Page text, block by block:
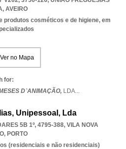
, AVEIRO
produtos cosméticos e de higiene, em
Ver no Mapa
for:
D`ANIMAÇÃO, LDA...
Unipessoal, Lda
5B 1º, 4795-388, VILA NOVA
, PORTO
(residenciais e não residenciais)